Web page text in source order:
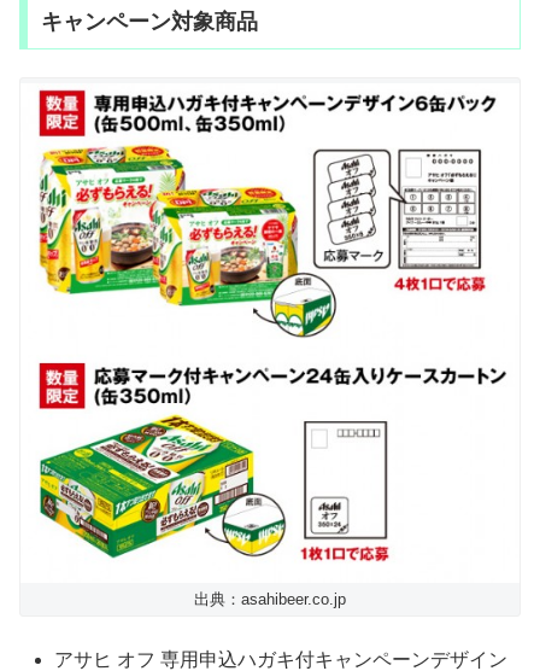
キャンペーン対象商品
出典：asahibeer.co.jp
アサヒ オフ 専用申込ハガキ付キャンペーンデザイン